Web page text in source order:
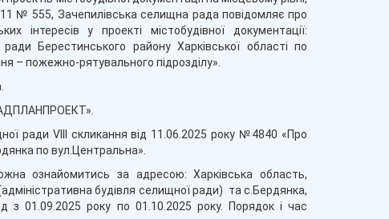
№ 555, Зачепилівська селищна рада повідомляє про
інтересів у проекті містобудівної документації:
Берестинського району Харківської області по
– пожежно-рятувального підрозділу».
ради VIII скликання від 11.06.2025 року №4840 «Про
по вул.Центральна».
ознайомитись за адресою: Харківська область,
будівля селищної ради) та с.Бердянка,
з 01.09.2025 року по 01.10.2025 року. Порядок і час